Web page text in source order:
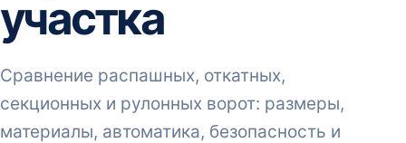
участка
Сравнение распашных, откатных,
секционных и рулонных ворот: размеры,
материалы, автоматика, безопасность и